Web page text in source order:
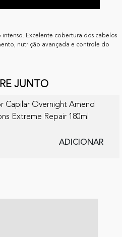
Excelente cobertura dos cabelos
nutrição avançada e controle do
JUNTO
Capilar Overnight Amend
Extreme Repair 180ml
ADICIONAR